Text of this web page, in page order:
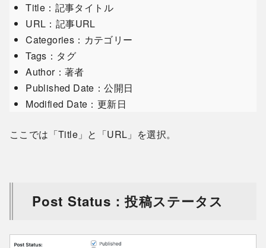
Title：記事タイトル
URL：記事URL
Categories：カテゴリー
Tags：タグ
Author：著者
Published Date：公開日
Modified Date：更新日
ここでは「Title」と「URL」を選択。
Post Status：投稿ステータス